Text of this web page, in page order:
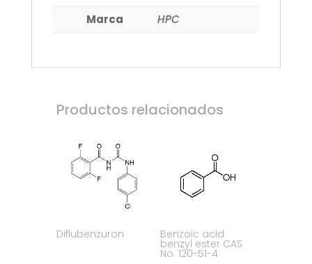
Marca
HPC
Productos relacionados
Diflubenzuron Benzoic acid
benzyl ester CAS
No. 120-51-4